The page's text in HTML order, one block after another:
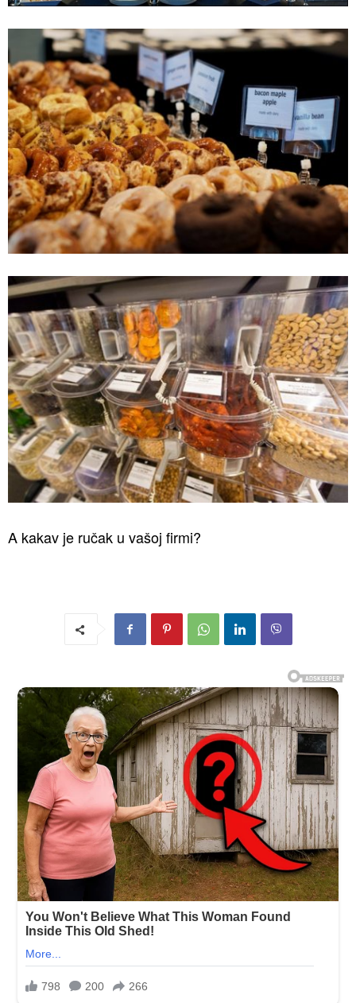
A kakav je ručak u vašoj firmi?